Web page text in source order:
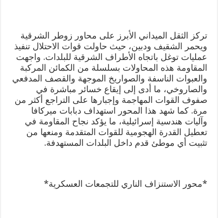
تركز الثقل الميداني الأبرز على محاور زوطر الشرقية
ويحمر الشقيف ودبين، حيث حاولت قوات الاحتلال تنفيذ
عمليات توغل باتجاه الأطراف الشرقية للبلدات. واجهت
المقاومة هذه المحاولات بسلسلة من الكمائن المركبة
والعبوات الناسفة والصواريخ الموجهة والقصف المدفعي
والصاروخي، ما أدى إلى إيقاع خسائر مباشرة في
صفوف القوات المهاجمة وإجبارها على التراجع أكثر من
مرة. كما شهد هذا المحور استهداف دبابات ميركافا
وآليات هندسية إسرائيلية، ما يؤكد نجاح المقاومة في
تعطيل القدرة الهجومية للقوات المتقدمة ومنعها من
تثبيت أي موطئ قدم داخل البلدات المستهدفة.
*محور الاستنزاف الناري للتجمعات العسكرية*